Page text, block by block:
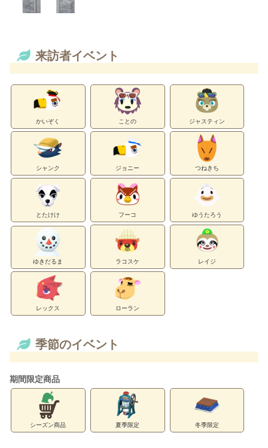
来訪者イベント
かいぞく ことの ジャスティン
シャンク ジョニー つねきち
とたけけ フーコ ゆうたろう
ゆきだるま ラコスケ レイジ
レックス ローラン
季節のイベント
期間限定商品
シーズン商品 夏季限定 冬季限定